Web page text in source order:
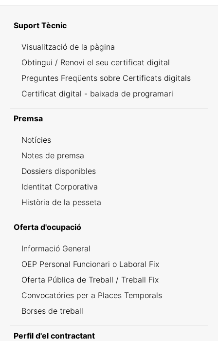
Suport Tècnic
Visualització de la pàgina
Obtingui / Renovi el seu certificat digital
Preguntes Freqüents sobre Certificats digitals
Certificat digital - baixada de programari
Premsa
Notícies
Notes de premsa
Dossiers disponibles
Identitat Corporativa
Història de la pesseta
Oferta d'ocupació
Informació General
OEP Personal Funcionari o Laboral Fix
Oferta Pública de Treball / Treball Fix
Convocatóries per a Places Temporals
Borses de treball
Perfil d'el contractant